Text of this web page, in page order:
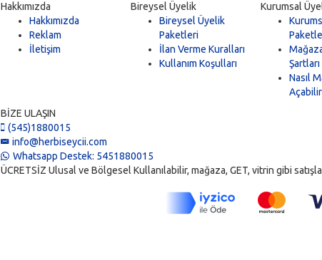
Hakkımızda
Hakkımızda
Reklam
İletişim
Bireysel Üyelik
Bireysel Üyelik
Paketleri
İlan Verme Kuralları
Kullanım Koşulları
Kurumsal
Şartları
Nasıl
BİZE ULAŞIN
(545)1880015
info@herbiseycii.com
Whatsapp Destek: 5451880015
ÜCRETSİZ Ulusal ve Bölgesel Kullanılabilir, mağaza, GET, vitrin gibi